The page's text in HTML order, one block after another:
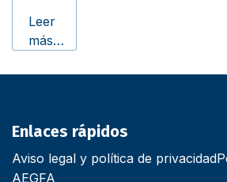
Leer
más…
Enlaces rápidos
Aviso legal y política de privacidad
AEGFA